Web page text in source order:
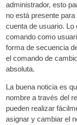
administrador, esto
no está presente
cuenta de usuario. Lo
comando como
forma de secuencia
el comando de
absoluta.
La buena noticia es
nombre a través del
pueden realizar
asignar y cambiar el